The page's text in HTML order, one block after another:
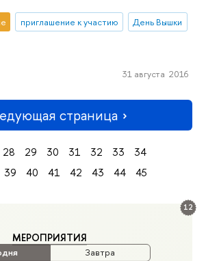
12
МЕРОПРИЯТИЯ
Завтра
приглашение к участию
День Вышки
31 августа 2016
страница
28 29 30 31 32 33
34
39 40 41 42 43 44
45